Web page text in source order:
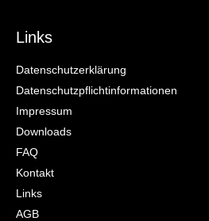
Links
Datenschutzerklärung
Datenschutzpflichtinformationen
Impressum
Downloads
FAQ
Kontakt
Links
AGB